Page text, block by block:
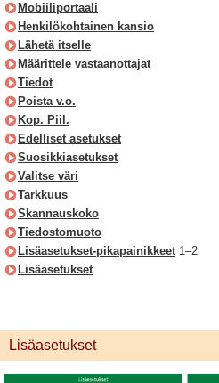
Mobiiliportaali
Henkilökohtainen kansio
Lähetä itselle
Määrittele vastaanottajat
Tiedot
Poista v.o.
Kop. Piil.
Edelliset asetukset
Suosikkiasetukset
Valitse väri
Tarkkuus
Skannauskoko
Tiedostomuoto
Lisäasetukset-pikapainikkeet1–2
Lisäasetukset
Lisäasetukset